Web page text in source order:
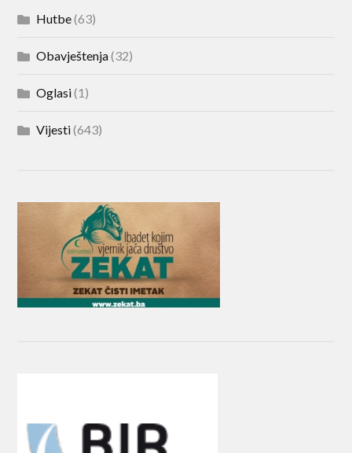
Hutbe(63)
Obavještenja(32)
Oglasi(1)
Vijesti(643)